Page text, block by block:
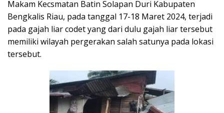
Makam Kecsmatan Batin Solapan Duri Kabupaten
Bengkalis Riau, pada tanggal 17-18 Maret 2024, terjadi
pada gajah liar codet yang dari dulu gajah liar tersebut
memiliki wilayah pergerakan salah satunya pada lokasi
tersebut.